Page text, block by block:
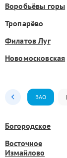
Воробьёвы горы
Тропарёво
Филатов Луг
Новомосковская
ВАО
Богородское
Восточное
Измайлово